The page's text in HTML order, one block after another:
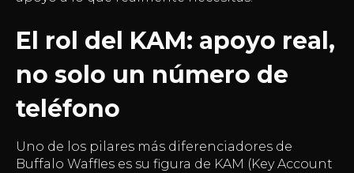
El rol del KAM: apoyo real,
no solo un número de
teléfono
Uno de los pilares más diferenciadores de
Buffalo Waffles es su figura de KAM (Key Account